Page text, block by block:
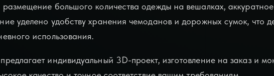
большого количества одежды на вешалках,
уделено удобству хранения чемоданов и дорожных сумок, что
использования.
индивидуальный 3D-проект, изготовление на заказ и